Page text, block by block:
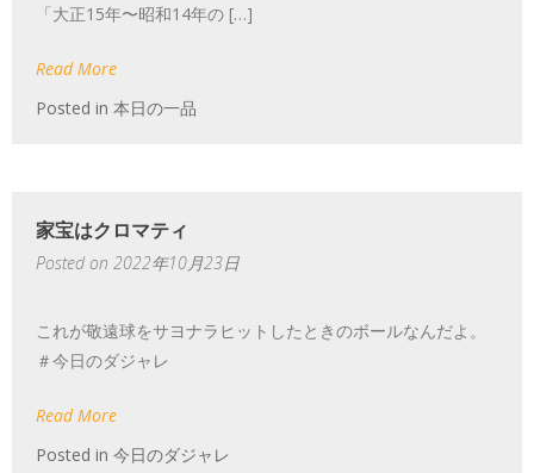
「大正15年〜昭和14年の […]
Read More
Posted in 本日の一品
家宝はクロマティ
Posted on 2022年10月23日
これが敬遠球をサヨナラヒットしたときのボールなんだよ。
＃今日のダジャレ
Read More
Posted in 今日のダジャレ